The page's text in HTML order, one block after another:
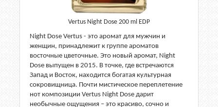
Vertus Night Dose 200 ml EDP
Night Dose Vertus - это аромат для мужчин и
женщин, принадлежит к группе ароматов
восточные цветочные. Это новый аромат, Night
Dose выпущен в 2015. В точке, где встречаются
Запад и Восток, находится богатая культурная
сокровищница. Почти мистическое переплетение
нот композиции Vertus Night Dose дарит
необычные ощущения – это красиво, сочно и